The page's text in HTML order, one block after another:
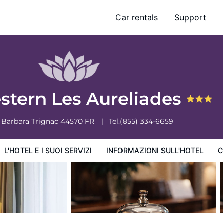
Car rentals Support
Les Aureliades
Barbara Trignac 44570 FR Tel.(855) 334-6659
L'HOTEL E I SUOI SERVIZI INFORMAZIONI SULL'HOTEL
Condizioni dell'hotel